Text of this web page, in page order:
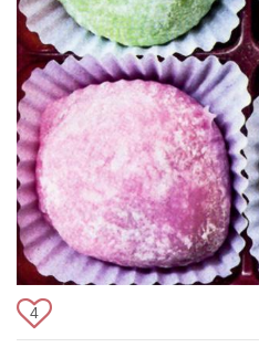
4